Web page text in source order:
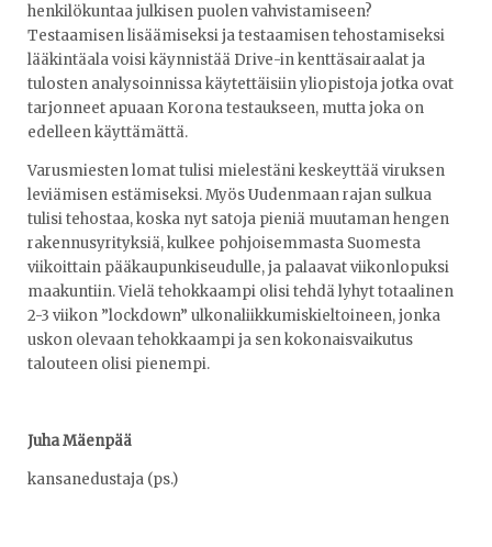
henkilökuntaa julkisen puolen vahvistamiseen?
Testaamisen lisäämiseksi ja testaamisen tehostamiseksi
lääkintäala voisi käynnistää Drive-in kenttäsairaalat ja
tulosten analysoinnissa käytettäisiin yliopistoja jotka ovat
tarjonneet apuaan Korona testaukseen, mutta joka on
edelleen käyttämättä.
Varusmiesten lomat tulisi mielestäni keskeyttää viruksen
leviämisen estämiseksi. Myös Uudenmaan rajan sulkua
tulisi tehostaa, koska nyt satoja pieniä muutaman hengen
rakennusyrityksiä, kulkee pohjoisemmasta Suomesta
viikoittain pääkaupunkiseudulle, ja palaavat viikonlopuksi
maakuntiin. Vielä tehokkaampi olisi tehdä lyhyt totaalinen
2-3 viikon ”lockdown” ulkonaliikkumiskieltoineen, jonka
uskon olevaan tehokkaampi ja sen kokonaisvaikutus
talouteen olisi pienempi.
Juha Mäenpää
kansanedustaja (ps.)